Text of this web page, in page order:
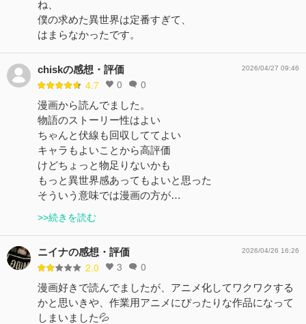
ね、
僕の求めた異世界は定番すぎて、
はまらなかったです。
chiskの感想・評価
4.7 0 0
2026/04/27 09:46
漫画から読んでました。
物語のストーリー性はよい
ちゃんと伏線も回収しててよい
キャラもよいことから高評価
けどちょっと物足りないかも
もっと異世界感あってもよいと思った
そういう意味では漫画の方が…
>>続きを読む
ニイナの感想・評価
2.0 3 0
2026/04/26 16:26
漫画好きで読んでましたが、アニメ化してワクワクする
かと思いきや、作業用アニメにぴったりな作品になって
しまいました💦